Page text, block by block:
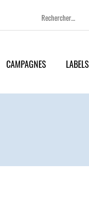
Rechercher
CAMPAGNES LABELS